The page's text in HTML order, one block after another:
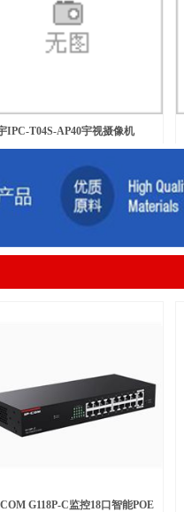
IPC-T04S-AP40宇视摄像机
G118P-C监控18口智能POE